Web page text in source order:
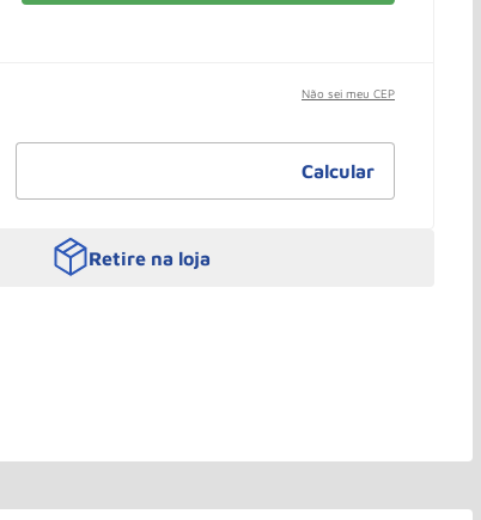
Não sei meu CEP
Retire na loja